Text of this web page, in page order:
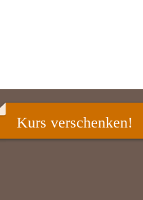
Kurs verschenken!